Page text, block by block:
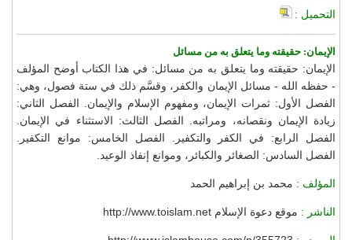
التحميل :
الإيمان: حقيقته وما يتعلق به من مسائل
الإيمان: حقيقته وما يتعلق به من مسائل: في هذا الكتاب أوضح المؤلف
- حفظه الله - مسائل الإيمان والكفر، وقسَّم ذلك في ستة فصول، وهي:
الفصل الأول: ثمرات الإيمان، ومفهوم الإسلام والإيمان. الفصل الثاني:
زيادة الإيمان ونقصانه، ومراتبه. الفصل الثالث: الاستثناء في الإيمان.
الفصل الرابع: في الكفر والتكفير. الفصل الخامس: موانع التكفير.
الفصل السادس: الصغائر والكبائر، وموانع إنفاذ الوعيد.
المؤلف : محمد بن إبراهيم الحمد
الناشر : موقع دعوة الإسلام http://www.toislam.net